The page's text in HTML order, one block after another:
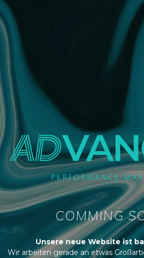
COMMING
Unsere neue Website ist
Wir arbeiten gerade an etwas